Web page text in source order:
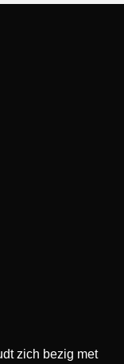
zich bezig met